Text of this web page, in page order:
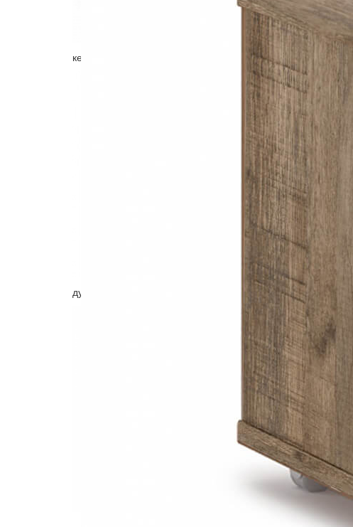
кентербери:
дуб самдал: